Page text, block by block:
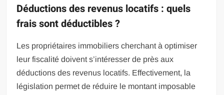
Déductions des revenus locatifs : quels
frais sont déductibles ?
Les propriétaires immobiliers cherchant à optimiser
leur fiscalité doivent s’intéresser de près aux
déductions des revenus locatifs. Effectivement, la
législation permet de réduire le montant imposable